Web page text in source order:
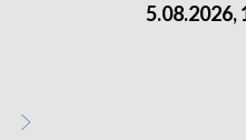
5.08.2026,